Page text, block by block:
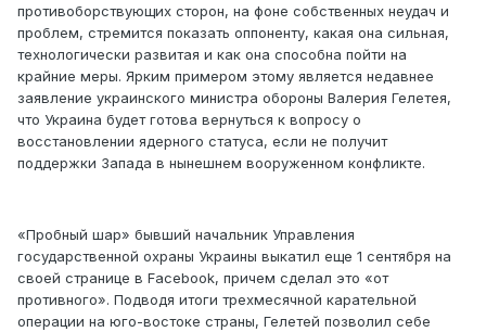
противоборствующих сторон, на фоне собственных неудач и
проблем, стремится показать оппоненту, какая она сильная,
технологически развитая и как она способна пойти на
крайние меры. Ярким примером этому является недавнее
заявление украинского министра обороны Валерия Гелетея,
что Украина будет готова вернуться к вопросу о
восстановлении ядерного статуса, если не получит
поддержки Запада в нынешнем вооруженном конфликте.
«Пробный шар» бывший начальник Управления
государственной охраны Украины выкатил еще 1 сентября на
своей странице в Facebook, причем сделал это «от
противного». Подводя итоги трехмесячной карательной
операции на юго-востоке страны, Гелетей позволил себе